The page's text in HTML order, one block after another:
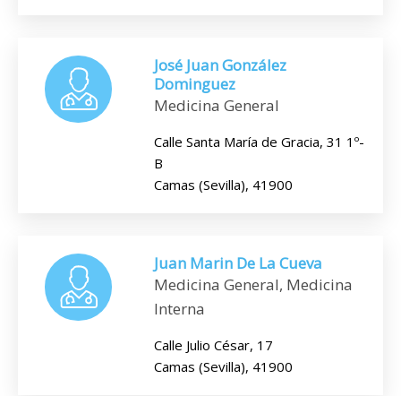
José Juan González
Dominguez
Medicina General
Calle Santa María de Gracia, 31 1º-
B
Camas (Sevilla), 41900
Juan Marin De La Cueva
Medicina General, Medicina
Interna
Calle Julio César, 17
Camas (Sevilla), 41900